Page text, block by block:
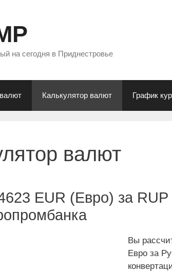
на сегодня в Приднестровье
Калькулятор валют График
валют
EUR (Евро) за
Вы
Евро за